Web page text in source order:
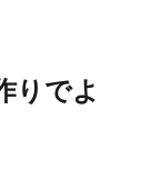
りでよ